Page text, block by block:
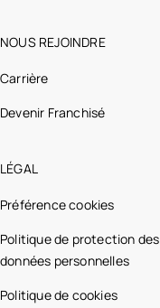
NOUS REJOINDRE
Carrière
Devenir Franchisé
LÉGAL
Préférence cookies
Politique de protection des
données personnelles
Politique de cookies